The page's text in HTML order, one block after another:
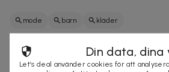
mode barn kläder
Säljes av
Din data, dina
Let’s deal använder cookies för att